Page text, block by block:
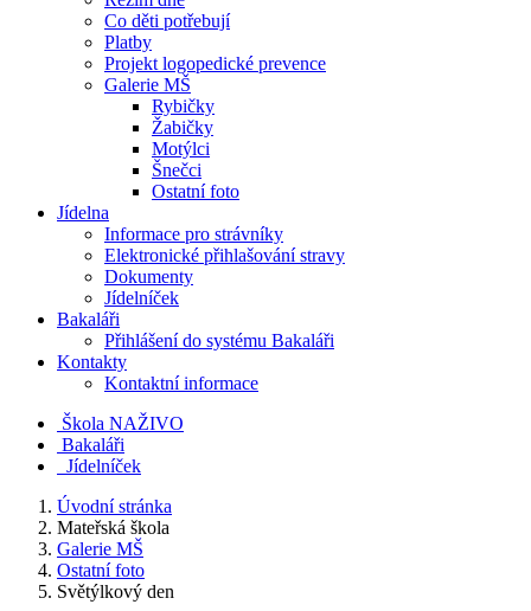
Co děti potřebují
Platby
Projekt logopedické prevence
Galerie MŠ
Rybičky
Žabičky
Motýlci
Šnečci
Ostatní foto
Jídelna
Informace pro strávníky
Elektronické přihlašování stravy
Dokumenty
Jídelníček
Bakaláři
Přihlášení do systému Bakaláři
Kontakty
Kontaktní informace
Škola NAŽIVO
Bakaláři
Jídelníček
Úvodní stránka
Mateřská škola
Galerie MŠ
Ostatní foto
Světýlkový den